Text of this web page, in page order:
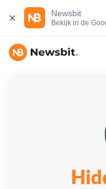
Newsbit
Bekijk in de